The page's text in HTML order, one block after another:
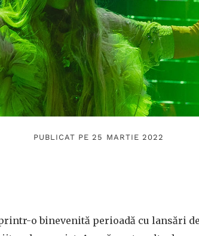
PUBLICAT PE 25 MARTIE 2022
o binevenită perioadă cu lansări